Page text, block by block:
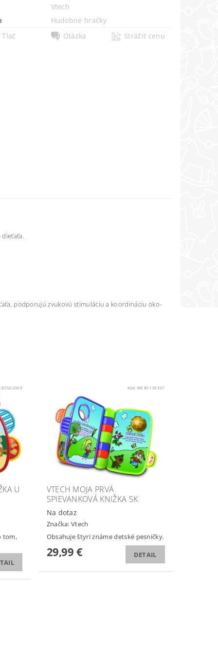
Vtech
Hudobné hračky
Tlač
Otázka Strážiť cenu
dieťaťa.
podporujú zvukovú stimuláciu a koordináciu oko-
80502069
U
tom,
Kód:ME 80138337
VTECH MOJA PRVÁ
SPIEVANKOVÁ KNIŽKA SK
Na dotaz
Značka:Vtech
Obsahuje štyri známe detské pesničky.
29,99 € DETAIL